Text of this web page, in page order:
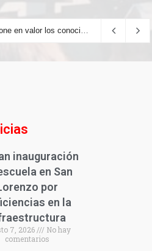
SERFOR pone en valor los conocimientos ancestrales del pueblo kakataibo para conservar los bosques del país
inauguración
en San
por
en la
7, 2026
No hay
comentarios